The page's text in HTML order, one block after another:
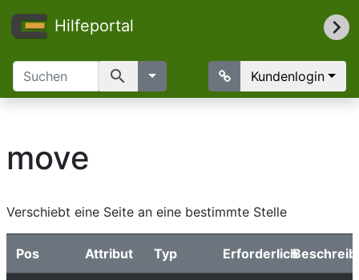
Hilfeportal
search Kundenlogin
move
Verschiebt eine Seite an eine bestimmte Stelle
Pos Attribut Typ Erforderlich